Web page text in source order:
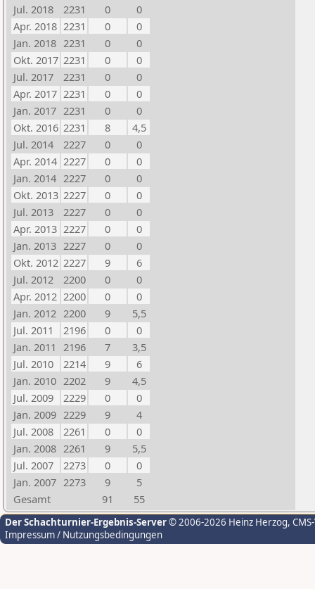
Jul. 2018
2231 0
0
Apr. 2018 2231 0
0
Jan. 2018 2231 0
0
Okt. 2017 2231 0
0
Jul. 2017
2231 0
0
Apr. 2017 2231 0
0
Jan. 2017 2231 0
0
Okt. 2016 2231 8
4,5
Jul. 2014
2227 0
0
Apr. 2014 2227 0
0
Jan. 2014 2227 0
0
Okt. 2013 2227 0
0
Jul. 2013
2227 0
0
Apr. 2013 2227 0
0
Jan. 2013 2227 0
0
Okt. 2012 2227 9
6
Jul. 2012
2200 0
0
Apr. 2012 2200 0
0
Jan. 2012 2200 9
5,5
Jul. 2011
2196 0
0
Jan. 2011 2196 7
3,5
Jul. 2010
2214 9
6
Jan. 2010 2202 9
4,5
Jul. 2009
2229 0
0
Jan. 2009 2229 9
4
Jul. 2008
2261 0
0
Jan. 2008 2261 9
5,5
Jul. 2007
2273 0
0
Jan. 2007 2273 9
5
Gesamt
91 55
Der Schachturnier-Ergebnis-Server© 2006-2026 Heinz Herzog,
Impressum / Nutzungsbedingungen